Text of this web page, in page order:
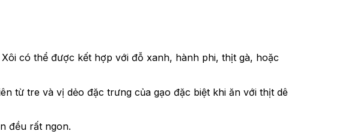
có thể được kết hợp với đỗ xanh, hành phi, thịt gà, hoặc
từ tre và vị dẻo đặc trưng của gạo đặc biệt khi ăn với thịt dê
đều rất ngon.